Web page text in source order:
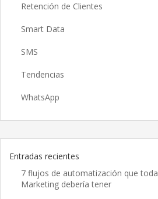
Retención de Clientes
Smart Data
SMS
Tendencias
WhatsApp
Entradas recientes
7 flujos de automatización que
Marketing debería tener